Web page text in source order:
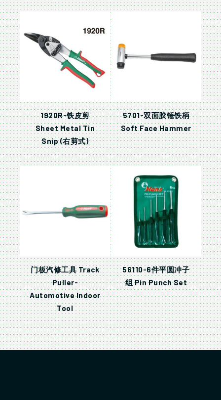
1920R-铁皮剪
Sheet Metal Tin
Snip (右剪式)
5701-双面胶锤铁柄
Soft Face Hammer
门板汽修工具 Track
Puller-
Automotive Indoor
Tool
56110-6件平圆冲子
组 Pin Punch Set